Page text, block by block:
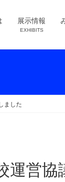
展示情報
EXHIBITS
ました